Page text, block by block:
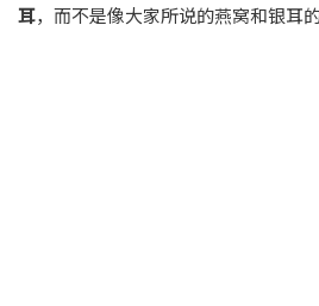
耳，而不是像大家所说的燕窝和银耳